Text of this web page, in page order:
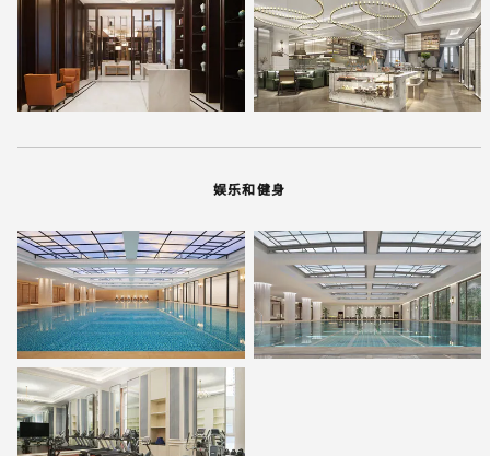
娱乐和健身